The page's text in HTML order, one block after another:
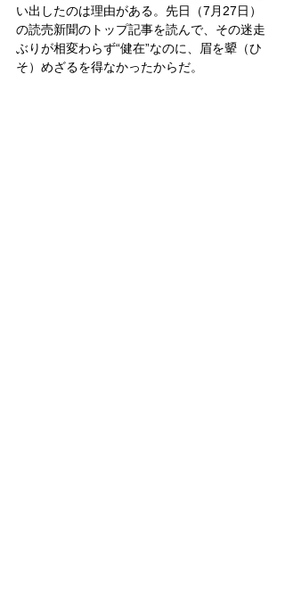
い出したのは理由がある。先日（7月27日）
の読売新聞のトップ記事を読んで、その迷走
ぶりが相変わらず“健在”なのに、眉を顰（ひ
そ）めざるを得なかったからだ。